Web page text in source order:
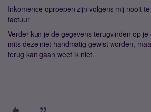
Inkomende oproepen zijn volgens mij nooit
factuur
Verder kun je de gegevens terugvinden op je
mits deze niet handmatig gewist worden,
terug kan gaan weet ik niet.